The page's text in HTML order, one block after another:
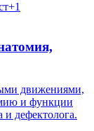
+1
движениями,
и функции
дефектолога.